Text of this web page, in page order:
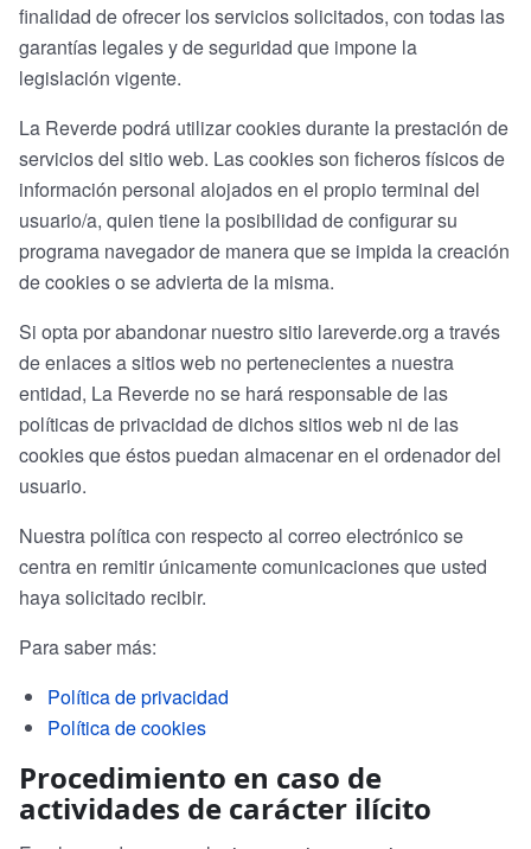
finalidad de ofrecer los servicios solicitados, con todas las
garantías legales y de seguridad que impone la
legislación vigente.
La Reverde podrá utilizar cookies durante la prestación de
servicios del sitio web. Las cookies son ficheros físicos de
información personal alojados en el propio terminal del
usuario/a, quien tiene la posibilidad de configurar su
programa navegador de manera que se impida la creación
de cookies o se advierta de la misma.
Si opta por abandonar nuestro sitio lareverde.org a través
de enlaces a sitios web no pertenecientes a nuestra
entidad, La Reverde no se hará responsable de las
políticas de privacidad de dichos sitios web ni de las
cookies que éstos puedan almacenar en el ordenador del
usuario.
Nuestra política con respecto al correo electrónico se
centra en remitir únicamente comunicaciones que usted
haya solicitado recibir.
Para saber más:
Política de privacidad
Política de cookies
Procedimiento en caso de
actividades de carácter ilícito